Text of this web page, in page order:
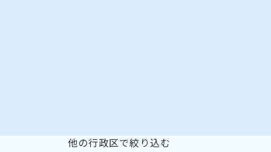
他の行政区で絞り込む